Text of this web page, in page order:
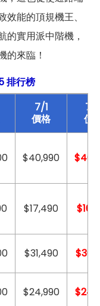
能的頂規機王、
的實用派中階機，
的來臨！
排行榜
7/1
價格
7/
價
$40,990
$17,490
$31,490
$24,990